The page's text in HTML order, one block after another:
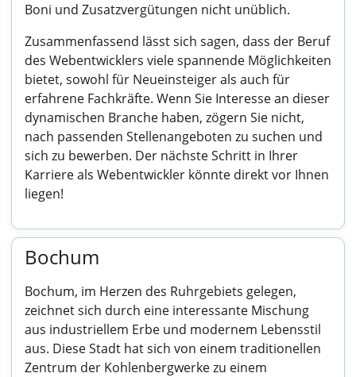
Boni und Zusatzvergütungen nicht unüblich.
Zusammenfassend lässt sich sagen, dass der Beruf
des Webentwicklers viele spannende Möglichkeiten
bietet, sowohl für Neueinsteiger als auch für
erfahrene Fachkräfte. Wenn Sie Interesse an dieser
dynamischen Branche haben, zögern Sie nicht,
nach passenden Stellenangeboten zu suchen und
sich zu bewerben. Der nächste Schritt in Ihrer
Karriere als Webentwickler könnte direkt vor Ihnen
liegen!
Bochum
Bochum, im Herzen des Ruhrgebiets gelegen,
zeichnet sich durch eine interessante Mischung
aus industriellem Erbe und modernem Lebensstil
aus. Diese Stadt hat sich von einem traditionellen
Zentrum der Kohlenbergwerke zu einem